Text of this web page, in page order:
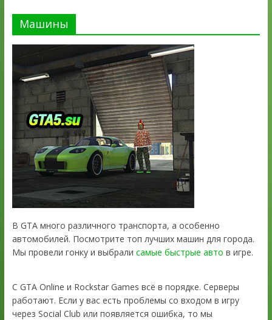
Машины
В GTA много различного транспорта, а особенно
автомобилей. Посмотрите топ лучших машин для города.
Мы провели гонку и выбрали самые быстрые авто в игре.
С GTA Online и Rockstar Games всё в порядке. Серверы
работают. Если у вас есть проблемы со входом в игру
через Social Club или появляется ошибка, то мы